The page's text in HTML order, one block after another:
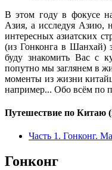
В этом году в фокусе
Азия, а исследуя Азию,
интересных азиатских
(из Гонконга в Шанхай)
буду знакомить Вас с
попутно мы заглянем в
моменты из жизни
например... Обо всём по
Путешествие по Китаю
Часть 1. Гонконг.
Гонконг